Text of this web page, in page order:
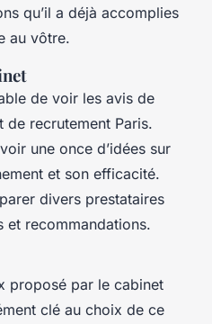
qu’il a déjà accomplies
au vôtre.
de voir les avis de
de recrutement Paris.
une once d’idées sur
et son efficacité.
divers prestataires
et recommandations.
proposé par le cabinet
clé au choix de ce